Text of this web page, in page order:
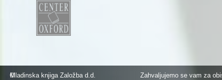
©
Mladinska knjiga Založba d.d.
Zahvaljujemo se vam za